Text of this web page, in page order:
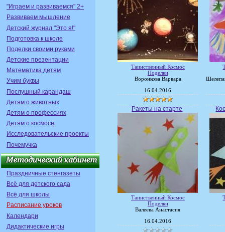
"Играем и развиваемся" 2+
Развиваем мышление
Детский журнал "Это я!"
Подготовка к школе
Поделки своими руками
Детские презентации
Математика детям
Учим буквы
Послушный карандаш
Детям о животных
Детям о профессиях
Детям о космосе
Исследовательские проекты
Почемучка
Праздничные стенгазеты
Всё для детского сада
Всё для школы
Расписание уроков
Календари
Дидактические игры
Таинственный Космос
Поделки
Воронкова Варвара
16.04.2016
Ракеты на старте
Таинственный Космос
Поделки
Валеева Анастасия
16.04.2016